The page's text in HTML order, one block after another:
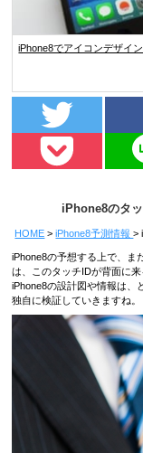
iPhone8でアイコンデザイ
iPhone8のタ
HOME iPhone8予測情報
iPhone8の予想する上で、ま
は、このタッチIDが背面に
iPhone8の設計図や情報は、
独自に検証していきますね。